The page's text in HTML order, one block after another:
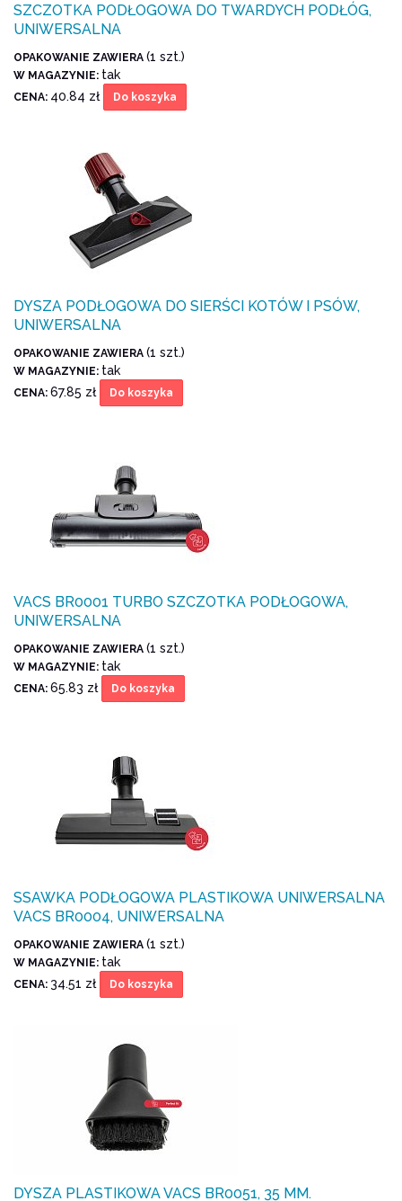
SZCZOTKA PODŁOGOWA DO TWARDYCH PODŁÓG,
UNIWERSALNA
OPAKOWANIE ZAWIERA (1 szt.)
W MAGAZYNIE: tak
CENA: 40.84 zł Do koszyka
DYSZA PODŁOGOWA DO SIERŚCI KOTÓW I PSÓW,
UNIWERSALNA
OPAKOWANIE ZAWIERA (1 szt.)
W MAGAZYNIE: tak
CENA: 67.85 zł Do koszyka
VACS BR0001 TURBO SZCZOTKA PODŁOGOWA,
UNIWERSALNA
OPAKOWANIE ZAWIERA (1 szt.)
W MAGAZYNIE: tak
CENA: 65.83 zł Do koszyka
SSAWKA PODŁOGOWA PLASTIKOWA UNIWERSALNA
VACS BR0004, UNIWERSALNA
OPAKOWANIE ZAWIERA (1 szt.)
W MAGAZYNIE: tak
CENA: 34.51 zł Do koszyka
DYSZA PLASTIKOWA VACS BR0051, 35 MM.